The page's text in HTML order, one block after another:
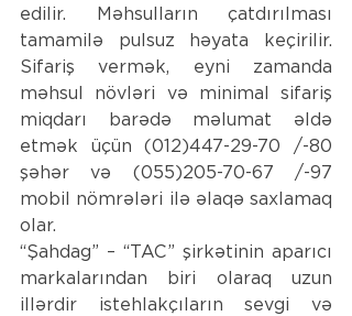
edilir. Məhsulların çatdırılması
tamamilə pulsuz həyata keçirilir.
Sifariş vermək, eyni zamanda
məhsul növləri və minimal sifariş
miqdarı barədə məlumat əldə
etmək üçün (012)447-29-70 /-80
şəhər və (055)205-70-67 /-97
mobil nömrələri ilə əlaqə saxlamaq
olar.
“Şahdag” – “TAC” şirkətinin aparıcı
markalarından biri olaraq uzun
illərdir istehlakçıların sevgi və